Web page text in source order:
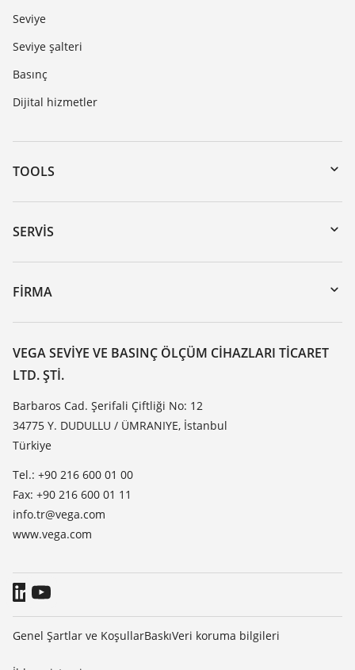
Seviye
Seviye şalteri
Basınç
Dijital hizmetler
TOOLS
Download’lar
Seri numarası girerek cihaz arama
DTM Collection/PACTware
SERVIS
Cihazının geri gönderimi
Seminerler
Dirençlilik listesi
Dielektrisite listesi
TeamViewer
FIRMA
VEGA hakkında
Iletisim
Haber makaleleri
Basin
Blog
VEGA SEVIYE VE BASINÇ ÖLÇÜM CIHAZLARI TICARET
LTD. ŞTI.
Barbaros Cad. Şerifali Çiftliği No: 12
34775 Y. DUDULLU / ÜMRANIYE, İstanbul
Türkiye
Tel.: +90 216 600 01 00
Fax: +90 216 600 01 11
info.tr@vega.com
www.vega.com
Genel Şartlar ve KoşullarBaskıVeri koruma bilgileri